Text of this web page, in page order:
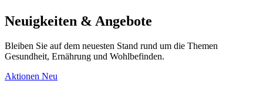
Neuigkeiten & Angebote
Bleiben Sie auf dem neuesten Stand rund um die Themen
Gesundheit, Ernährung und Wohlbefinden.
Aktionen Neu